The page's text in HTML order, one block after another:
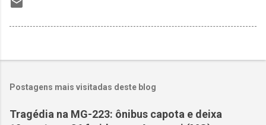
Postagens mais visitadas deste blog
Tragédia na MG-223: ônibus capota e deixa